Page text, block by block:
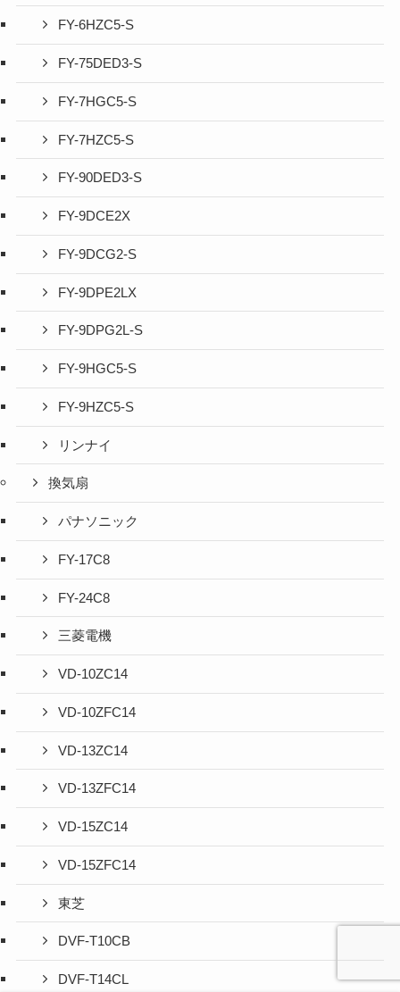
FY-6HZC5-S
FY-75DED3-S
FY-7HGC5-S
FY-7HZC5-S
FY-90DED3-S
FY-9DCE2X
FY-9DCG2-S
FY-9DPE2LX
FY-9DPG2L-S
FY-9HGC5-S
FY-9HZC5-S
リンナイ
換気扇
パナソニック
FY-17C8
FY-24C8
三菱電機
VD-10ZC14
VD-10ZFC14
VD-13ZC14
VD-13ZFC14
VD-15ZC14
VD-15ZFC14
東芝
DVF-T10CB
DVF-T14CL